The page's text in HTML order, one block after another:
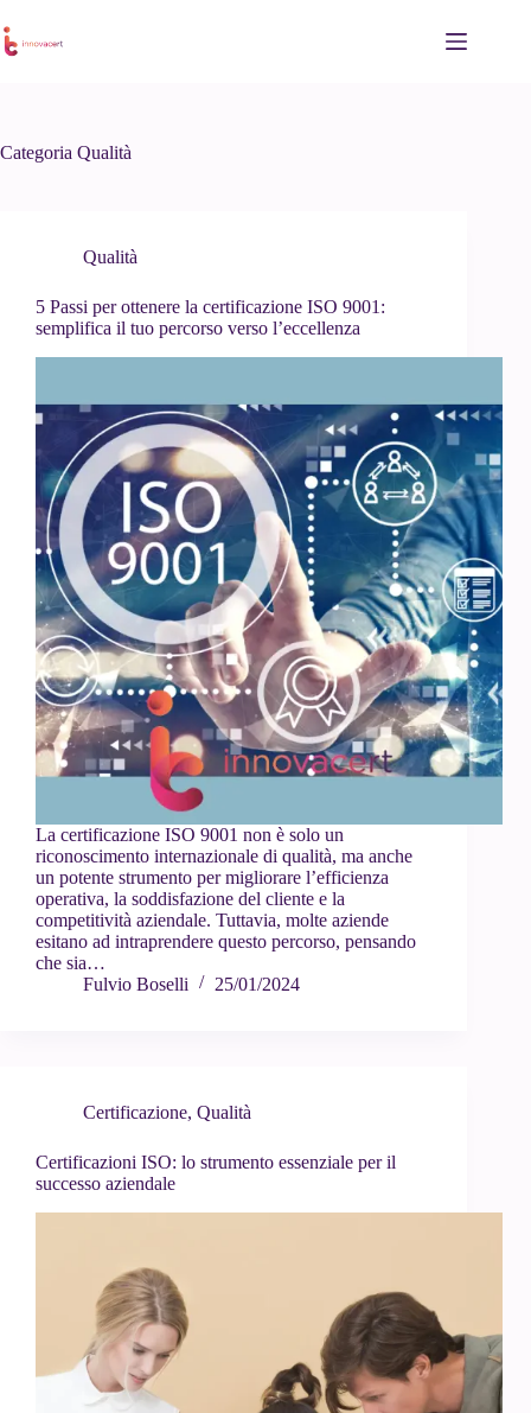
al
contenuto
Categoria Qualità
Qualità
5 Passi per ottenere la certificazione ISO 9001:
semplifica il tuo percorso verso l’eccellenza
La certificazione ISO 9001 non è solo un
riconoscimento internazionale di qualità, ma anche
un potente strumento per migliorare l’efficienza
operativa, la soddisfazione del cliente e la
competitività aziendale. Tuttavia, molte aziende
esitano ad intraprendere questo percorso, pensando
che sia…
Fulvio Boselli
25/01/2024
Certificazione, Qualità
Certificazioni ISO: lo strumento essenziale per il
successo aziendale